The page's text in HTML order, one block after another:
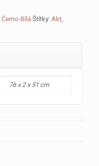
Černo-Bílá Štítky: Akt,
76 x 2 x 51 cm